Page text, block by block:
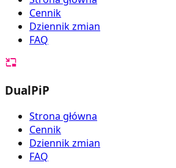
Cennik
Dziennik zmian
FAQ
DualPiP
Strona główna
Cennik
Dziennik zmian
FAQ